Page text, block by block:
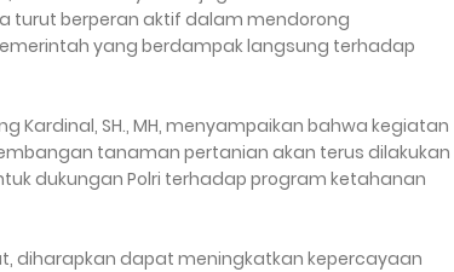
turut berperan aktif dalam mendorong
yang berdampak langsung terhadap
Kardinal, SH., MH, menyampaikan bahwa kegiatan
tanaman pertanian akan terus dilakukan
dukungan Polri terhadap program ketahanan
diharapkan dapat meningkatkan kepercayaan